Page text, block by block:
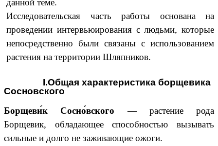
Исследовательская часть работы основана на
проведении интервьюирования с людьми, которые
непосредственно были связаны с использованием
растения на территории Шляпников.
I.Общая характеристика борщевика
Сосновского
Борщеви́к Сосно́вского— растение рода
Борщевик, обладающее способностью вызывать
сильные и долго не заживающие ожоги.